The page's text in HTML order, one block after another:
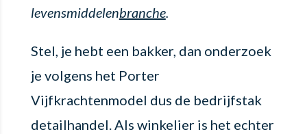
levensmiddelenbranche.
Stel, je hebt een bakker, dan onderzoek
je volgens het Porter
Vijfkrachtenmodel dus de bedrijfstak
detailhandel. Als winkelier is het echter